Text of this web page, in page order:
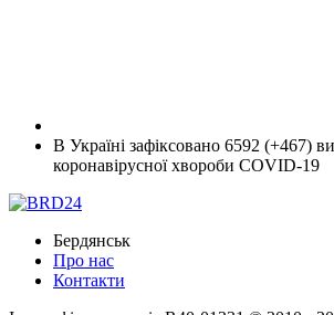
В Україні зафіксовано 6592 (+467)
коронавірусної хвороби COVID-19
Бердянськ
Про нас
Контакти